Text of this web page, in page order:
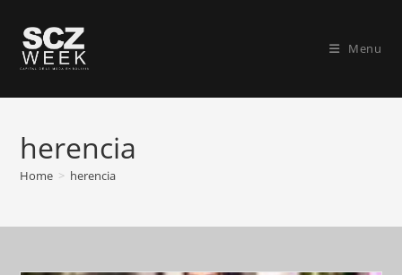
content
Menu
herencia
Home > herencia